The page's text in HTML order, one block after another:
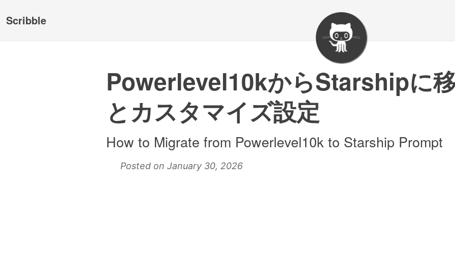
Scribble
Powerlevel10kからStarshipに
とカスタマイズ設定
How to Migrate from Powerlevel10k to Starship Prompt
Posted on January 30, 2026